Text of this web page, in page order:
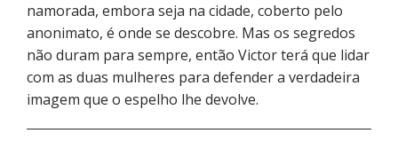
namorada, embora seja na cidade, coberto pelo
anonimato, é onde se descobre. Mas os segredos
não duram para sempre, então Victor terá que lidar
com as duas mulheres para defender a verdadeira
imagem que o espelho lhe devolve.